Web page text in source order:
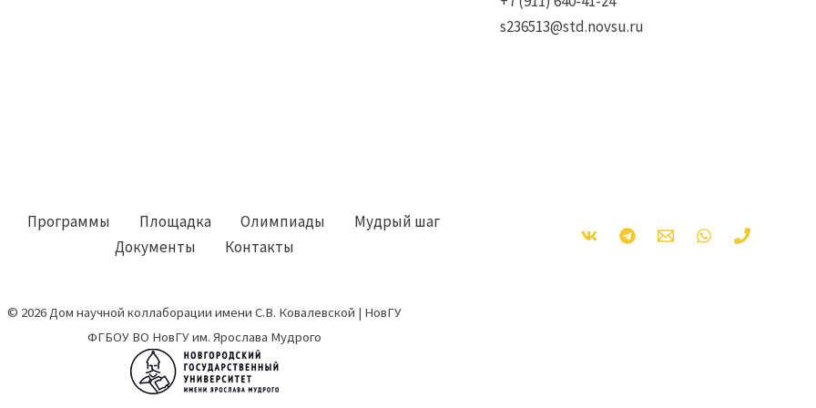
s236513@std.novsu.ru
Программы Площадка Олимпиады
Мудрый шаг
Документы
Контакты
© 2026 Дом научной коллаборации имени С.В. Ковалевской | НовГУ
ФГБОУ ВО НовГУ им. Ярослава Мудрого